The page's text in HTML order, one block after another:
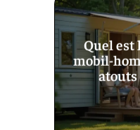
Quel est
mobil-
atouts